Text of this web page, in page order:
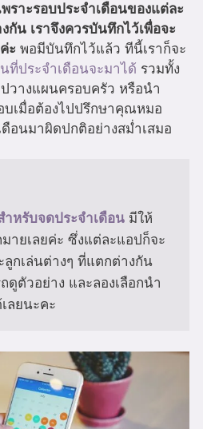
พราะรอบประจำเดือนของแต่ละ
น เราจึงควรบันทึกไว้เพื่อจะ
ะ พอมีบันทึกไว้แล้ว ทีนี้เราก็จะ
ที่ประจำเดือนจะมาได้ รวมทั้ง
วางแผนครอบครัว หรือนำ
บเมื่อต้องไปปรึกษาคุณหมอ
อนมาผิดปกติอย่างสม่ำเสมอ
หรับจดประจำเดือน มีให้
ายเลยค่ะ ซึ่งแต่ละแอปก็จะ
กเล่นต่างๆ ที่แตกต่างกัน
ดูตัวอย่าง และลองเลือกนำ
ลยนะคะ